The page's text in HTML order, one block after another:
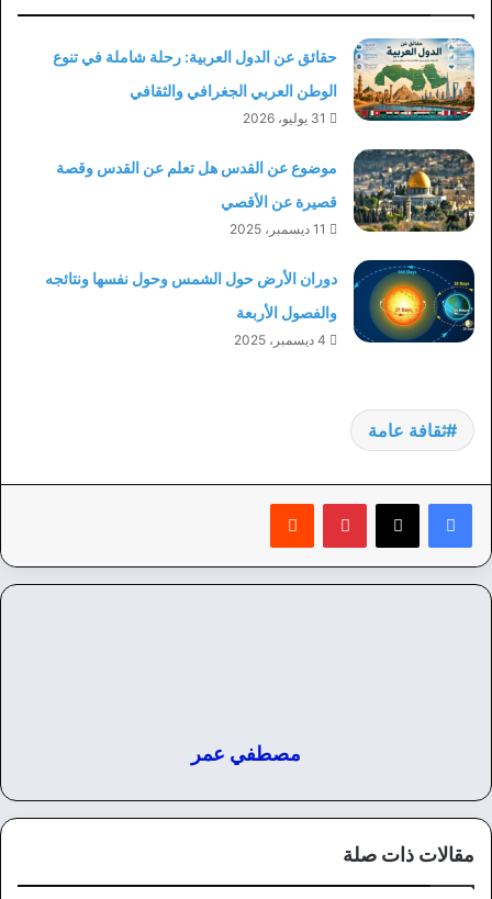
حقائق عن الدول العربية: رحلة شاملة في تنوع
الوطن العربي الجغرافي والثقافي
31 يوليو، 2026
موضوع عن القدس هل تعلم عن القدس وقصة
قصيرة عن الأقصي
11 ديسمبر، 2025
دوران الأرض حول الشمس وحول نفسها ونتائجه
والفصول الأربعة
4 ديسمبر، 2025
ثقافة عامة
بينتيريست
مصطفي عمر
مقالات ذات صلة